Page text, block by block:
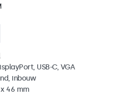
USB-C, VGA
inbouw
46 mm